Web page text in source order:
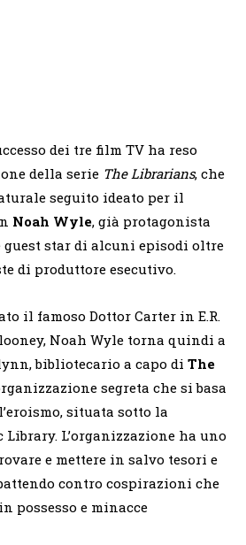
dei tre film TV ha reso
della serie The Librarians, che
seguito ideato per il
Noah Wyle, già protagonista
guest star di alcuni episodi oltre
di produttore esecutivo.
il famoso Dottor Carter in E.R.
Noah Wyle torna quindi a
bibliotecario a capo di The
segreta che si basa
situata sotto la
L’organizzazione ha uno
e mettere in salvo tesori e
contro cospirazioni che
possesso e minacce